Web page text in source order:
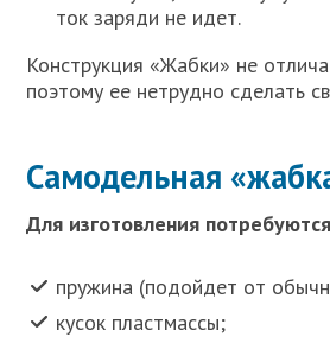
ток заряди не идет.
Конструкция «Жабки» не
поэтому ее нетрудно сделать
Самодельная
Для изготовления
пружина (подойдет от
кусок пластмассы;